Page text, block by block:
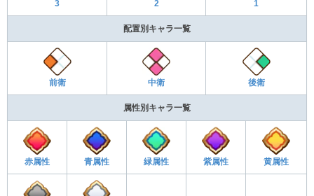
3 2 1
配置別キャラ一覧
前衛 中衛 後衛
属性別キャラ一覧
赤属性 青属性 緑属性 紫属性 黄属性